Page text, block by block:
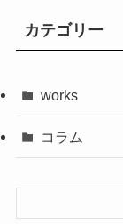
カテゴリー
works
コラム